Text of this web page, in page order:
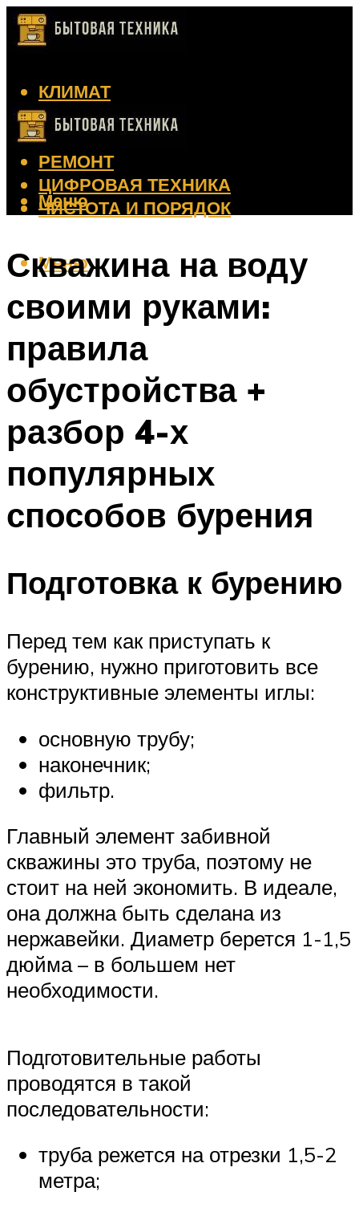
КЛИМАТ
КРАСОТА
КУХНЯ
РЕМОНТ
ЦИФРОВАЯ ТЕХНИКА
ЧИСТОТА И ПОРЯДОК
Меню
Меню
Скважина на воду
своими руками:
правила
обустройства +
разбор 4-х
популярных
способов бурения
Подготовка к бурению
Перед тем как приступать к
бурению, нужно приготовить все
конструктивные элементы иглы:
основную трубу;
наконечник;
фильтр.
Главный элемент забивной
скважины это труба, поэтому не
стоит на ней экономить. В идеале,
она должна быть сделана из
нержавейки. Диаметр берется 1-1,5
дюйма – в большем нет
необходимости.
Подготовительные работы
проводятся в такой
последовательности:
труба режется на отрезки 1,5-2
метра;